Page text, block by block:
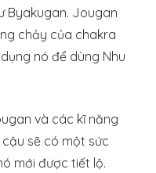
Byakugan. Jougan
chảy của chakra
nó để dùng Nhu
và các kĩ năng
sẽ có một sức
mới được tiết lộ.